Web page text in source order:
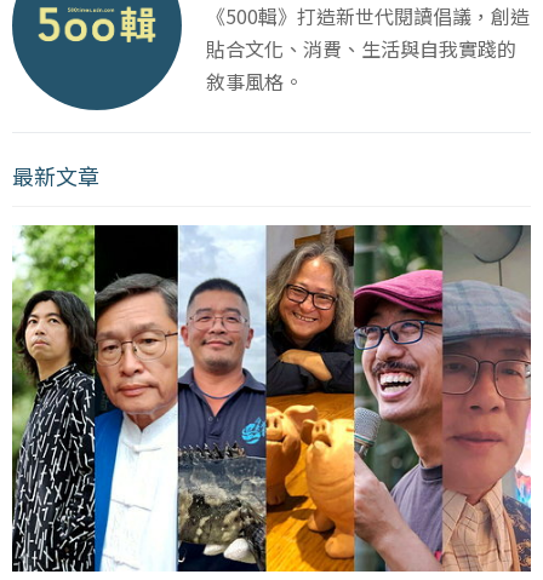
《500輯》打造新世代閱讀倡議，創造
貼合文化、消費、生活與自我實踐的
敘事風格。
最新文章